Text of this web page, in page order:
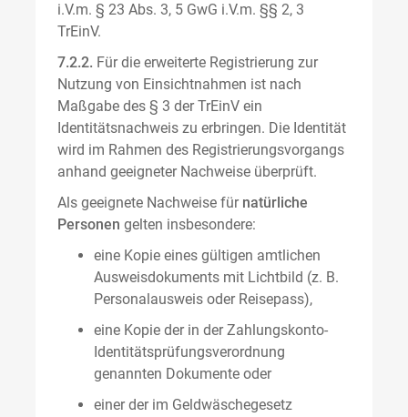
i.V.m. § 23 Abs. 3, 5 GwG i.V.m. §§ 2, 3
TrEinV.
7.2.2. Für die erweiterte Registrierung zur
Nutzung von Einsichtnahmen ist nach
Maßgabe des § 3 der TrEinV ein
Identitätsnachweis zu erbringen. Die Identität
wird im Rahmen des Registrierungsvorgangs
anhand geeigneter Nachweise überprüft.
Als geeignete Nachweise für natürliche
Personen gelten insbesondere:
eine Kopie eines gültigen amtlichen
Ausweisdokuments mit Lichtbild (z. B.
Personalausweis oder Reisepass),
eine Kopie der in der Zahlungskonto-
Identitätsprüfungsverordnung
genannten Dokumente oder
einer der im Geldwäschegesetz